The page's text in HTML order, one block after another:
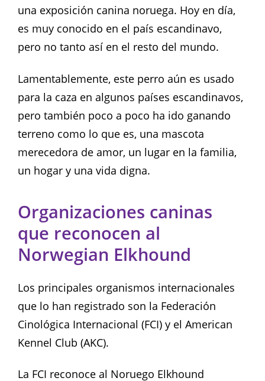
una exposición canina noruega. Hoy en día,
es muy conocido en el país escandinavo,
pero no tanto así en el resto del mundo.
Lamentablemente, este perro aún es usado
para la caza en algunos países escandinavos,
pero también poco a poco ha ido ganando
terreno como lo que es, una mascota
merecedora de amor, un lugar en la familia,
un hogar y una vida digna.
Organizaciones caninas
que reconocen al
Norwegian Elkhound
Los principales organismos internacionales
que lo han registrado son la Federación
Cinológica Internacional (FCI) y el American
Kennel Club (AKC).
La FCI reconoce al Noruego Elkhound